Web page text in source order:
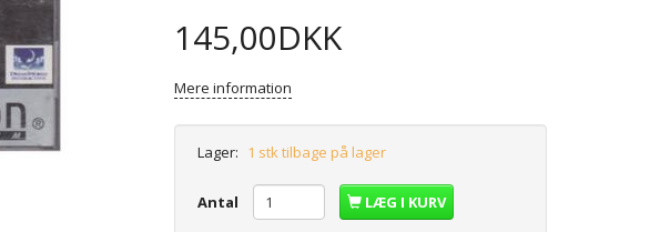
145,00DKK
Mere information
Lager: 1 stk tilbage på lager
Antal LÆG I KURV